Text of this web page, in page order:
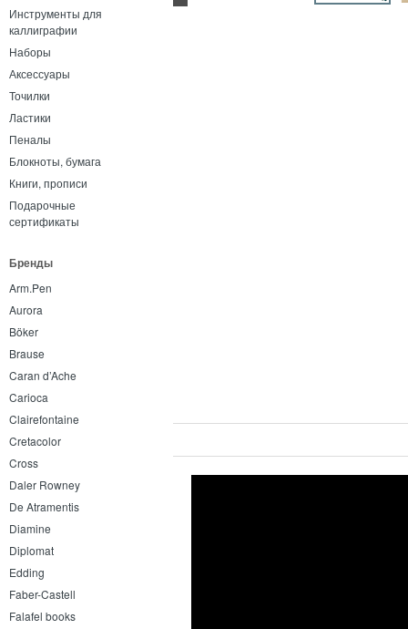
Инструменты для
каллиграфии
Наборы
Аксессуары
Точилки
Ластики
Пеналы
Блокноты, бумага
Книги, прописи
Подарочные
сертификаты
Бренды
Arm.Pen
Aurora
Böker
Brause
Caran d’Ache
Carioca
Clairefontaine
Cretacolor
Cross
Daler Rowney
De Atramentis
Diamine
Diplomat
Edding
Faber-Castell
Falafel books